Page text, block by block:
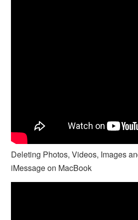
Deleting Photos, Videos, Images
iMessage on MacBook